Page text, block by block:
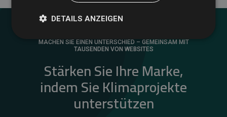
MACHEN SIE EINEN UNTERSCHIED – GEMEINSAM MIT
TAUSENDEN VON WEBSITES
Stärken Sie Ihre Marke,
indem Sie Klimaprojekte
unterstützen
DETAILS ANZEIGEN